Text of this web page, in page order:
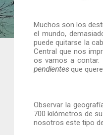
Muchos son los
el mundo,
puede quitarse la
Central que nos
os vamos a contar.
pendientesque
Observar la
700 kilómetros de
nosotros este tipo